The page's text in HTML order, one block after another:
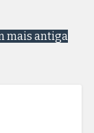
mais antiga